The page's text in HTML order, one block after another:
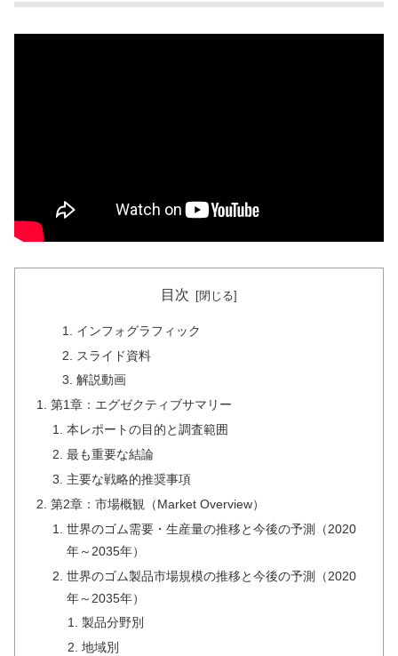
目次
インフォグラフィック
スライド資料
解説動画
第1章：エグゼクティブサマリー
本レポートの目的と調査範囲
最も重要な結論
主要な戦略的推奨事項
第2章：市場概観（Market Overview）
世界のゴム需要・生産量の推移と今後の予測（2020
年～2035年）
世界のゴム製品市場規模の推移と今後の予測（2020
年～2035年）
製品分野別
地域別